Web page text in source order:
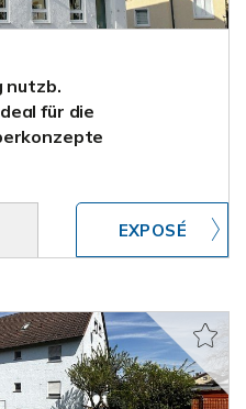
nutzb.
für die